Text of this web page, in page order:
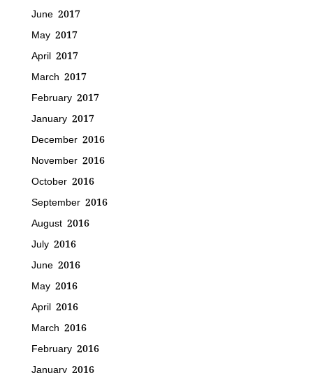
June 2017
May 2017
April 2017
March 2017
February 2017
January 2017
December 2016
November 2016
October 2016
September 2016
August 2016
July 2016
June 2016
May 2016
April 2016
March 2016
February 2016
January 2016